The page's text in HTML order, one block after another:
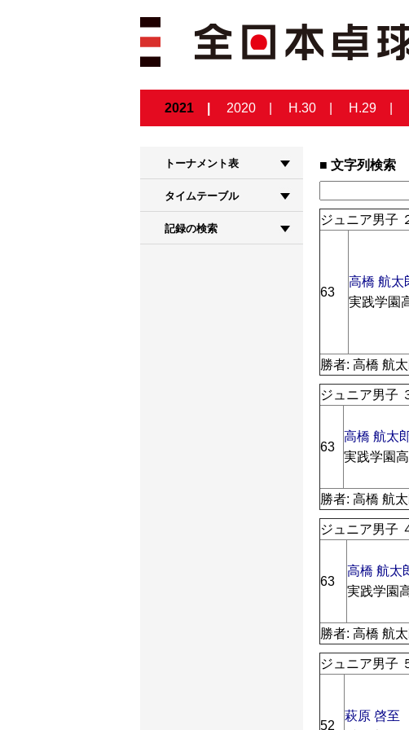
2021 2020 H.30 H.29
トーナメント表
タイムテーブル
記録の検索
文字列検索
ジュニア男子
63
高橋 航太
実践学園
勝者: 高橋 航
ジュニア男子
63
高橋 航太
実践学園
勝者: 高橋 航
ジュニア男子
63
高橋 航太
実践学園
勝者: 高橋 航
ジュニア男子
52
萩原 啓至